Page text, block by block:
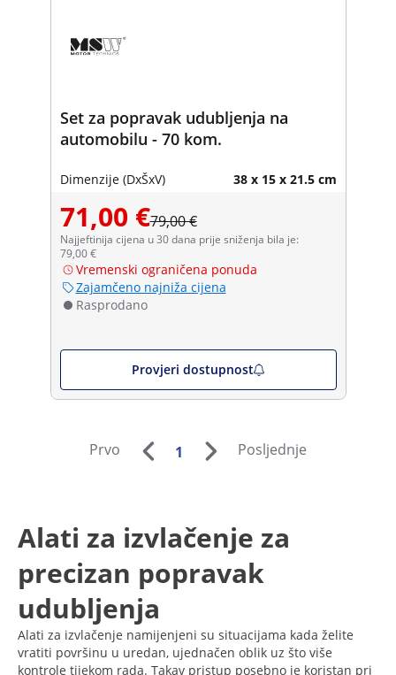
Set za popravak udubljenja na
automobilu - 70 kom.
Dimenzije (DxŠxV) 38 x 15 x 21.5 cm
71,00 €79,00 €
Najjeftinija cijena u 30 dana prije sniženja bila je:
79,00 €
Vremenski ograničena ponuda
Zajamčeno najniža cijena
Rasprodano
Provjeri dostupnost
Prvo 1 Posljednje
Alati za izvlačenje za
precizan popravak
udubljenja
Alati za izvlačenje namijenjeni su situacijama kada želite
vratiti površinu u uredan, ujednačen oblik uz što više
kontrole tijekom rada. Takav pristup posebno je koristan pri